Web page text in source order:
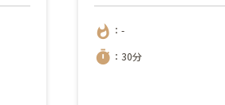
whatshot ：-
timer ：30分